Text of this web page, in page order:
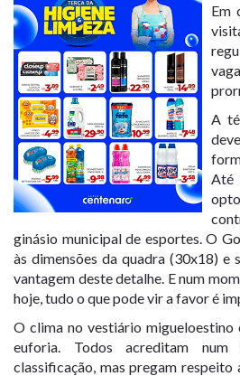
Em
A
Até
ginásio municipal de esportes. O
às dimensões da quadra (30x18) e
vantagem deste detalhe. E num
hoje, tudo o que pode vir a favor é
O clima no vestiário migueloestino
euforia. Todos acreditam
classificação, mas pregam